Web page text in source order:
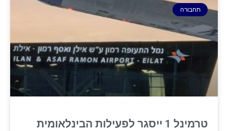
תחבורה
טרמינל 1 ייסגר לפעילות הבינלאומית